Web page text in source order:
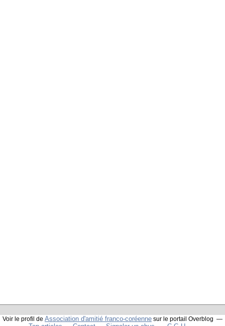
Voir le profil de Association d'amitié franco-coréenne sur le portail Overblog